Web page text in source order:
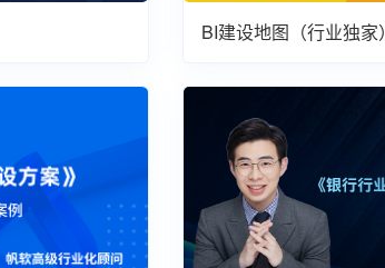
BI建设地图（行业独家）